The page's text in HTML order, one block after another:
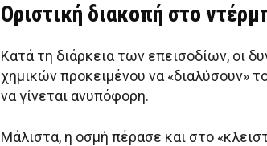
Οριστική διακοπή στο
Κατά τη διάρκεια των επεισοδίων, οι
χημικών προκειμένου να «διαλύσουν»
να γίνεται ανυπόφορη.
Μάλιστα, η οσμή πέρασε και στο